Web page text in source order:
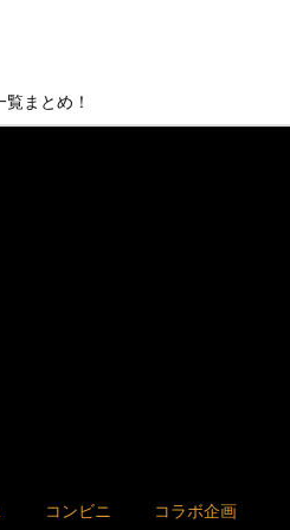
まとめ！
コンビニ コラボ企画